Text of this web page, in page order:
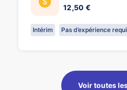
12,50 €
Intérim Pas d’expérience
Voir toutes